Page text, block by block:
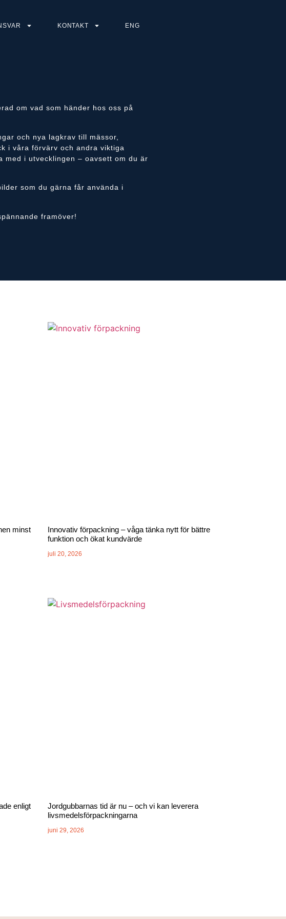
KONTAKT ENG
om vad som händer hos oss på
och nya lagkrav till mässor,
i våra förvärv och andra viktiga
i utvecklingen – oavsett om du är
som du gärna får använda i
framöver!
minst
Innovativ förpackning – våga tänka nytt för bättre
funktion och ökat kundvärde
juli 20, 2026
enligt
Jordgubbarnas tid är nu – och vi kan leverera
livsmedelsförpackningarna
juni 29, 2026